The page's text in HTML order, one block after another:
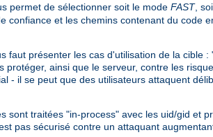
permet de sélectionner soit le mode FAST,
confiance et les chemins contenant du code
faut présenter les cas d'utilisation de la cible
protéger, ainsi que le serveur, contre les
- il se peut que des utilisateurs attaquent
sont traitées "in-process" avec les uid/gid et
pas sécurisé contre un attaquant